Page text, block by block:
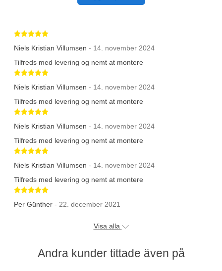
Betygsatt 5 av 5 stjärnor
Niels Kristian Villumsen - 14. november 2024
Tilfreds med levering og nemt at montere
Betygsatt 5 av 5 stjärnor
Niels Kristian Villumsen - 14. november 2024
Tilfreds med levering og nemt at montere
Betygsatt 5 av 5 stjärnor
Niels Kristian Villumsen - 14. november 2024
Tilfreds med levering og nemt at montere
Betygsatt 5 av 5 stjärnor
Niels Kristian Villumsen - 14. november 2024
Tilfreds med levering og nemt at montere
Betygsatt 5 av 5 stjärnor
Per Günther - 22. december 2021
Visa alla
Andra kunder tittade även på